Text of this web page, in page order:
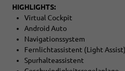
HIGHLIGHTS:
Virtual Cockpit
Android Auto
Navigationssystem
Fernlichtassistent (Light Assist)
Spurhalteassistent